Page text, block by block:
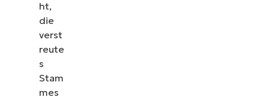
ht,
die
verst
reute
s
Stam
mes